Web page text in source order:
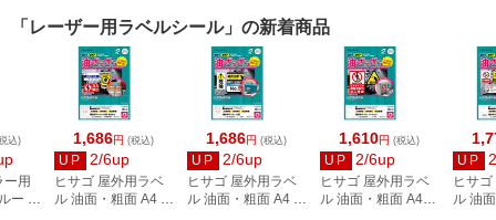
「レーザー用ラベルシール」の新着商品
1,686円 (税込)
UP 2/6up
ヒサゴ 屋外用ラベ
ル 油面・粗面 A4 24
1,686円 (税込)
UP 2/6up
ヒサゴ 屋外用ラベ
ル 油面・粗面 A4 12
1,610円 (税込)
UP 2/6up
ヒサゴ 屋外用ラベ
ル 油面・粗面 A4ノ
UP
ヒサ
ル 油
込)
ー用
ー Y-